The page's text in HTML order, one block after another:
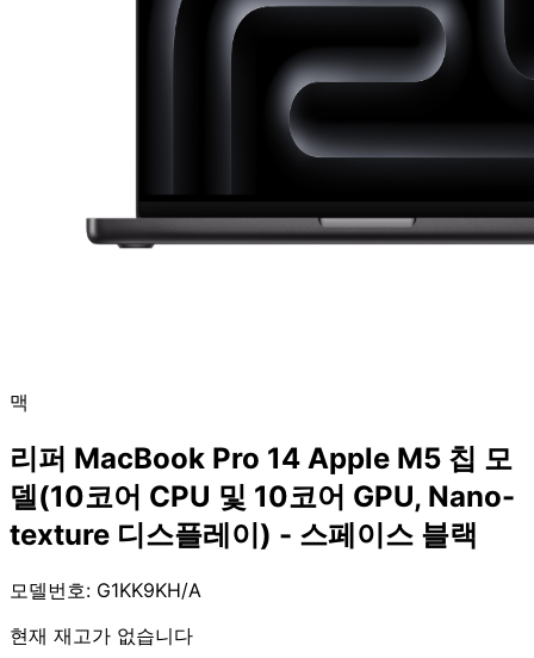
맥
리퍼 MacBook Pro 14 Apple M5 칩 모
델(10코어 CPU 및 10코어 GPU, Nano-
texture 디스플레이) - 스페이스 블랙
모델번호: G1KK9KH/A
현재 재고가 없습니다